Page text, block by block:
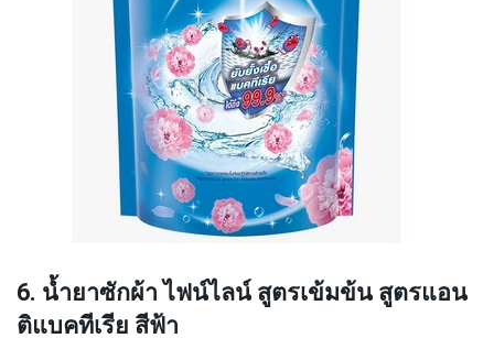
6. น้ำยาซักผ้า ไฟน์ไลน์ สูตรเข้มข้น สูตรแอน
ติแบคทีเรีย สีฟ้า